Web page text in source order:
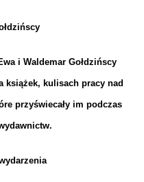
i Waldemar Gołdzińscy
książek, kulisach pracy nad
przyświecały im podczas